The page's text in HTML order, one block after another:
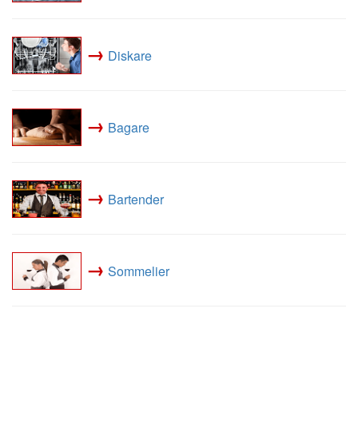
→ Diskare
→ Bagare
→ Bartender
→ Sommelier